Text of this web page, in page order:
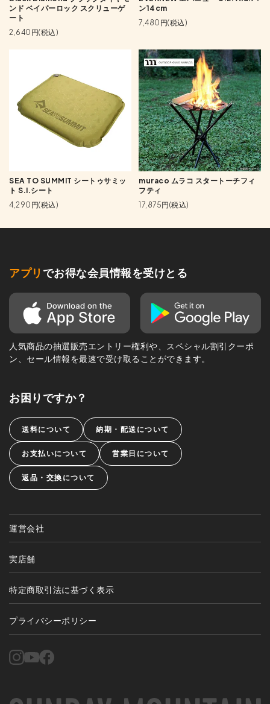
ンド ベイパーロック スクリューゲ
ート
2,640円(税込)
ン14cm
7,480円(税込)
SEA TO SUMMIT シートゥサミッ
ト S.I.シート
4,290円(税込)
muraco ムラコ スタートーチフィ
フティ
17,875円(税込)
アプリ でお得な会員情報を受けとる
人気商品の抽選販売エントリー権利や、スペシャル割引クーポ
ン、セール情報を最速で受け取ることができます。
お困りですか？
送料について 納期・配送について
お支払いについて 営業日について
返品・交換について
運営会社
実店舗
特定商取引法に基づく表示
プライバシーポリシー